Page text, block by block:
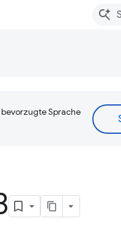
Sprache